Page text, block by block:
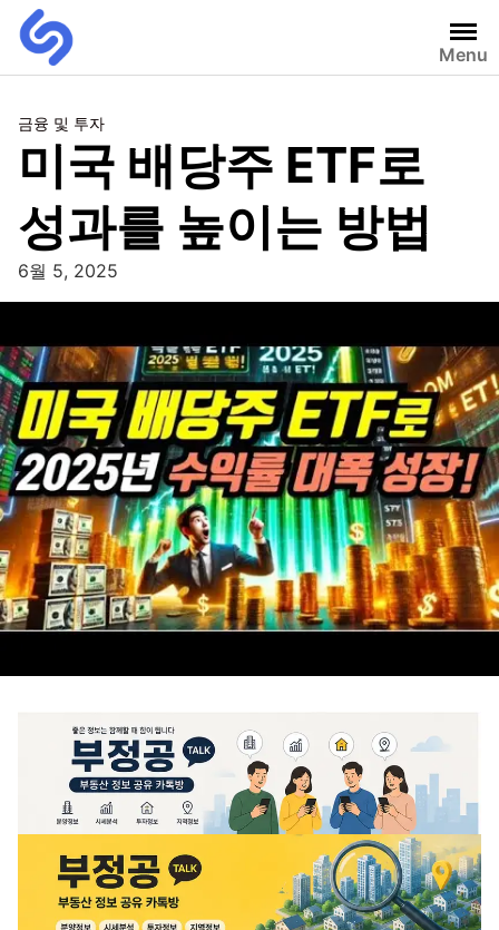
Menu
금융 및 투자
미국 배당주 ETF로
성과를 높이는 방법
6월 5, 2025